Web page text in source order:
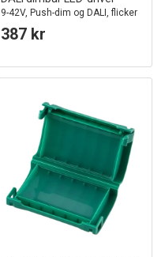
9-42V, Push-dim og DALI, flicker
free
387 kr